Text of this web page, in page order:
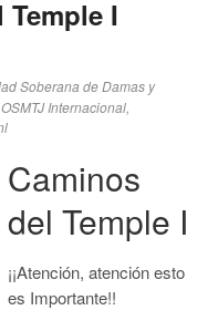
I
Soberana de Damas y
Internacional,
Caminos
del Temple I
¡¡Atención, atención esto
es Importante!!